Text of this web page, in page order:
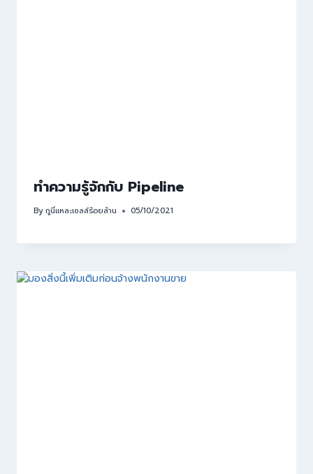
ทำความรู้จักกับ Pipeline
Byกูนี่แหละเซลล์ร้อยล้าน 05/10/2021